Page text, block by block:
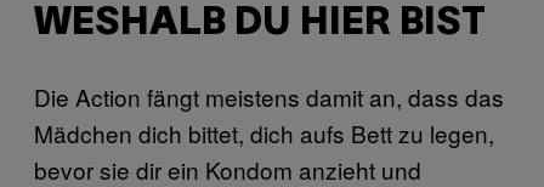
WESHALB DU HIER BIST
Die Action fängt meistens damit an, dass das
Mädchen dich bittet, dich aufs Bett zu legen,
bevor sie dir ein Kondom anzieht und